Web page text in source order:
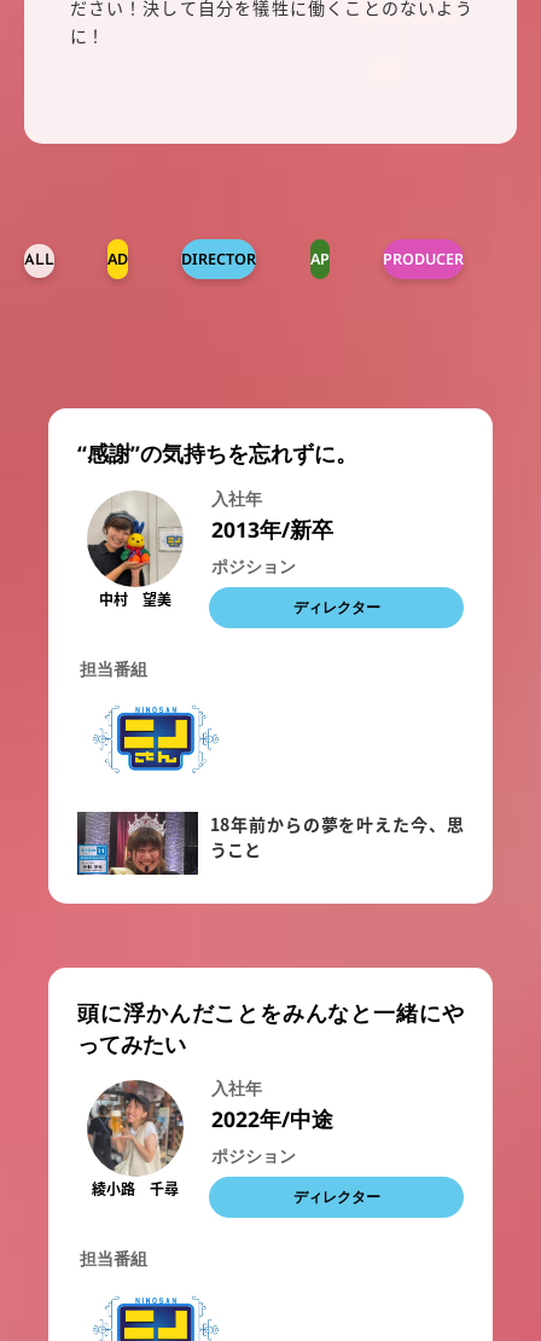
ださい！決して自分を犠牲に働くことのないよう
に！
ALL AD DIRECTOR AP PRODUCER
“感謝”の気持ちを忘れずに。
中村 望美
入社年
2013年/新卒
ポジション
ディレクター
担当番組
18年前からの夢を叶えた今、思
うこと
頭に浮かんだことをみんなと一緒にや
ってみたい
綾小路 千尋
入社年
2022年/中途
ポジション
ディレクター
担当番組